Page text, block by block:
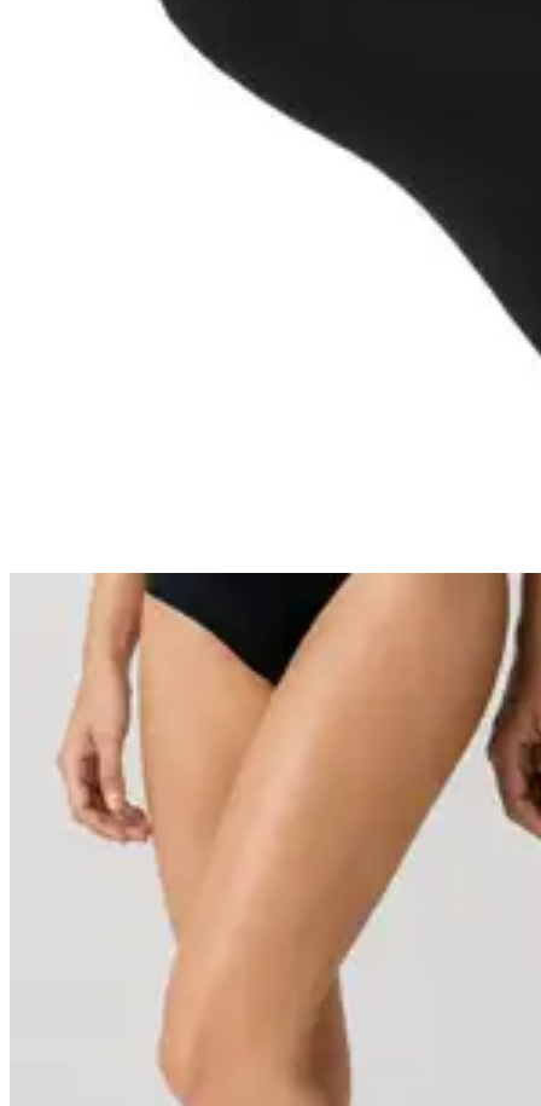
For at bevare bambusfibrenes blødhed og den sorte farve bedst
muligt, anbefaler vi, at sokkerne vaskes ved 40 grader. De bør
hængetørres frem for at blive tørretumblet, da det forlænger
sokkernes levetid og bevarer elasticiteten.
er vi eksperter i sorte strømper i høj kvalitet.
Hvis du leder efter kortere modeller, tennissokker eller andre
varianter fra SorteSokker, kan du finde det fulde udvalg på